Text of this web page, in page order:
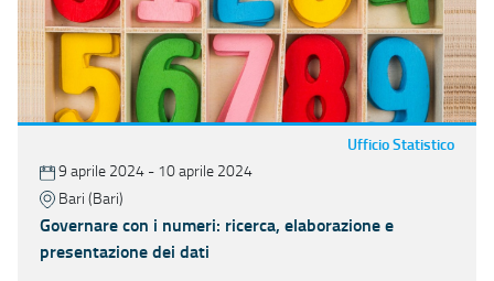
Ufficio Statistico
9 aprile 2024 - 10 aprile 2024
Bari (Bari)
Governare con i numeri: ricerca, elaborazione e
presentazione dei dati